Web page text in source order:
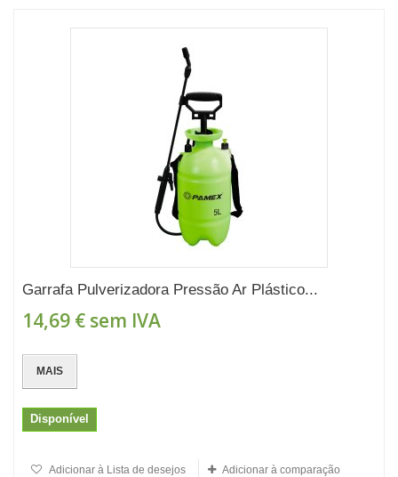
Garrafa Pulverizadora Pressão Ar Plástico...
14,69 € sem IVA
MAIS
Disponível
Adicionar à Lista de desejos Adicionar à comparação